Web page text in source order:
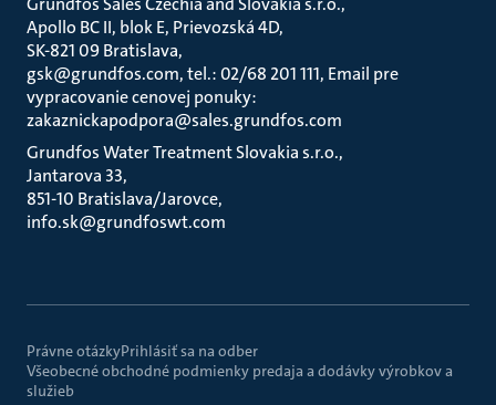
Apollo BC II, blok E, Prievozská 4D
SK-821 09 Bratislava
gsk@grundfos.com, tel.: 02/68 201 111, Email pre
vypracovanie cenovej ponuky:
zakaznickapodpora@sales.grundfos.com
Grundfos Water Treatment Slovakia s.r.o.
Jantarova 33
851-10 Bratislava/Jarovce
info.sk@grundfoswt.com
Právne otázkyPrihlásiť sa na odber
Všeobecné obchodné podmienky predaja a dodávky výrobkov a
služieb